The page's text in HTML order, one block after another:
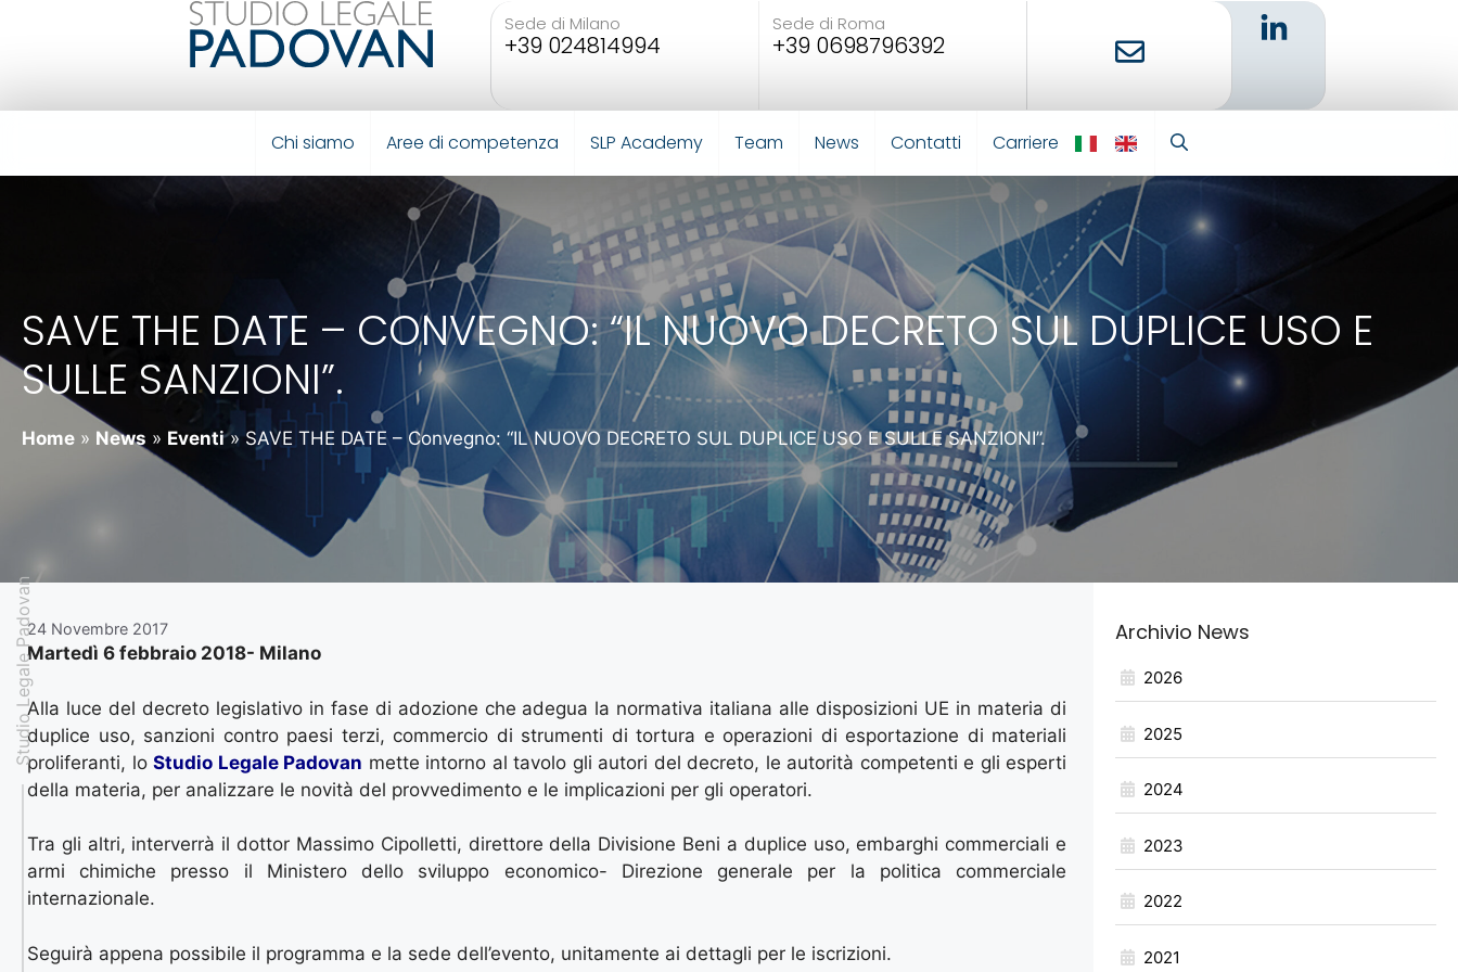
Sede di Milano
+39 024814994
Sede di Roma
+39 0698796392
Chi siamo Aree di competenza SLP Academy Team News Contatti
Carriere
SAVE THE DATE – CONVEGNO: “IL NUOVO DECRETO SUL DUPLICE USO E
SULLE SANZIONI”.
Home » News » Eventi » SAVE THE DATE – Convegno: “IL NUOVO DECRETO SUL DUPLICE USO E SULLE SANZIONI”.
Studio Legale Padovan24 Novembre 2017
Martedì 6 febbraio 2018- Milano
Alla luce del decreto legislativo in fase di adozione che adegua la normativa italiana alle disposizioni UE in materia di
duplice uso, sanzioni contro paesi terzi, commercio di strumenti di tortura e operazioni di esportazione di materiali
proliferanti, lo Studio Legale Padovan mette intorno al tavolo gli autori del decreto, le autorità competenti e gli esperti
della materia, per analizzare le novità del provvedimento e le implicazioni per gli operatori.
Tra gli altri, interverrà il dottor Massimo Cipolletti, direttore della Divisione Beni a duplice uso, embarghi commerciali e
armi chimiche presso il Ministero dello sviluppo economico- Direzione generale per la politica commerciale
internazionale.
Seguirà appena possibile il programma e la sede dell’evento, unitamente ai dettagli per le iscrizioni.
Archivio News
2026
2025
2024
2023
2022
2021